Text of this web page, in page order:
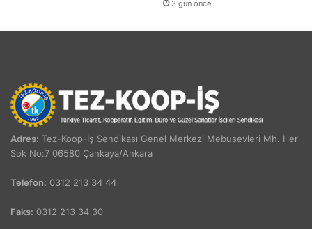
3 gün önce
Adres: Tez-Koop-İş Sendikası Genel Merkezi Mebusevleri Mh. İller
Sok No:7 06580 Çankaya/Ankara
Telefon: 0312 213 34 44
Faks: 0312 213 34 30